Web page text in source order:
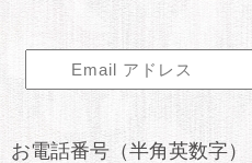
お電話番号（半角英数字）